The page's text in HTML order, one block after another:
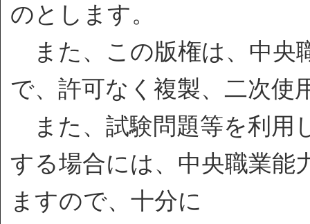
のとします。
また、この版権は、中央
で、許可なく複製、二次使
また、試験問題等を利用
する場合には、中央職業能
ますので、十分に